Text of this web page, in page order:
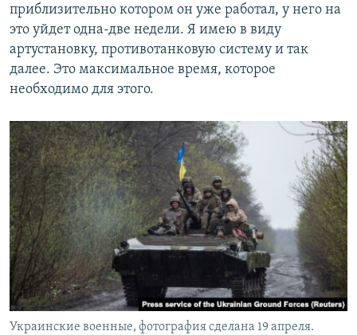
приблизительно котором он уже работал, у него на
это уйдет одна-две недели. Я имею в виду
артустановку, противотанковую систему и так
далее. Это максимальное время, которое
необходимо для этого.
Украинские военные, фотография сделана 19 апреля.